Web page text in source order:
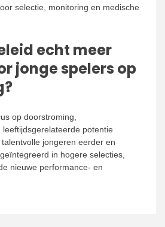
selectie, monitoring en medische
echt meer
jonge spelers op
op doorstroming,
potentie
jongeren eerder en
in hogere selecties,
nieuwe performance- en